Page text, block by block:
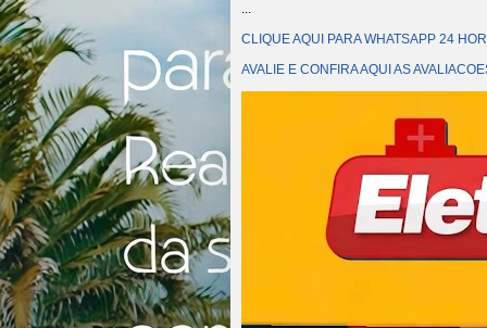
...
CLIQUE AQUI PARA WHATSAPP 24
AVALIE E CONFIRA AQUI AS